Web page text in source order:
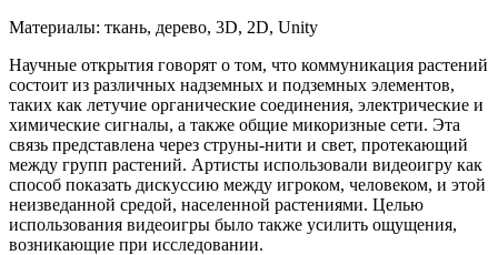
Материалы: ткань, дерево, 3D, 2D, Unity
Научные открытия говорят о том, что коммуникация растений
состоит из различных надземных и подземных элементов,
таких как летучие органические соединения, электрические и
химические сигналы, а также общие микоризные сети. Эта
связь представлена через струны-нити и свет, протекающий
между групп растений. Артисты использовали видеоигру как
способ показать дискуссию между игроком, человеком, и этой
неизведанной средой, населенной растениями. Целью
использования видеоигры было также усилить ощущения,
возникающие при исследовании.